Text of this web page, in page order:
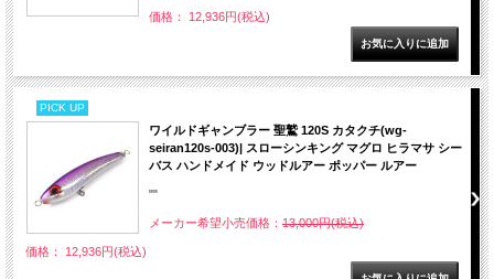
価格： 12,936円(税込)
PICK UP
ワイルドギャンブラー 聖鷲 120S カタクチ(wg-
seiran120s-003)| スローシンキング マグロ ヒラマサ シー
バス ハンドメイド ウッドルアー ポッパー ルアー
""
メーカー希望小売価格： 13,000円(税込)
価格： 12,936円(税込)